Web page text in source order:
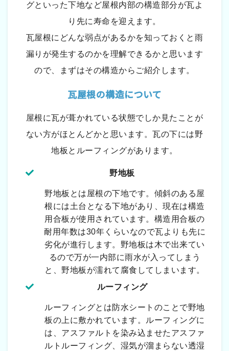
グといった下地など屋根内部の構造部分が瓦よ
り先に寿命を迎えます。
瓦屋根にどんな弱点があるかを知っておくと雨
漏りが発生するのかを理解できるかと思います
ので、まずはその構造からご紹介します。
瓦屋根の構造について
屋根に瓦が葺かれている状態でしか見たことが
ない方がほとんどかと思います。瓦の下には野
地板とルーフィングがあります。
野地板
野地板とは屋根の下地です。傾斜のある屋
根には土台となる下地があり、現在は構造
用合板が使用されています。構造用合板の
耐用年数は30年くらいなので瓦よりも先に
劣化が進行します。野地板は木で出来てい
るので万が一内部に雨水が入ってしまう
と、野地板が濡れて腐食してしまいます。
ルーフィング
ルーフィングとは防水シートのことで野地
板の上に敷かれています。ルーフィングに
は、アスファルトを染み込ませたアスファ
ルトルーフィング、湿気が溜まらない透湿